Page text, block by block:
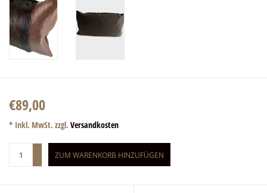
€89,00
* Inkl. MwSt. zzgl. Versandkosten
ZUM WARENKORB HINZUFÜGEN